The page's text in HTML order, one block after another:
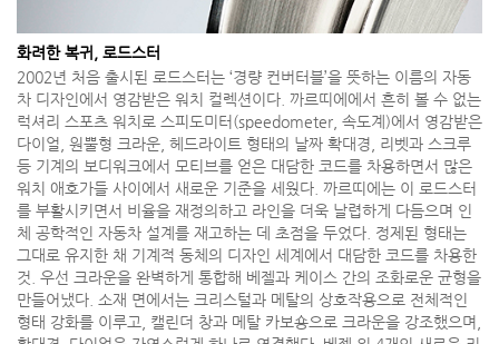
화려한 복귀, 로드스터
2002년 처음 출시된 로드스터는 ‘경량 컨버터블’을 뜻하는 이름의 자동
차 디자인에서 영감받은 워치 컬렉션이다. 까르띠에에서 흔히 볼 수 없는
럭셔리 스포츠 워치로 스피도미터(speedometer, 속도계)에서 영감받은
다이얼, 원뿔형 크라운, 헤드라이트 형태의 날짜 확대경, 리벳과 스크루
등 기계의 보디워크에서 모티브를 얻은 대담한 코드를 차용하면서 많은
워치 애호가들 사이에서 새로운 기준을 세웠다. 까르띠에는 이 로드스터
를 부활시키면서 비율을 재정의하고 라인을 더욱 날렵하게 다듬으며 인
체 공학적인 자동차 설계를 재고하는 데 초점을 두었다. 정제된 형태는
그대로 유지한 채 기계적 동체의 디자인 세계에서 대담한 코드를 차용한
것. 우선 크라운을 완벽하게 통합해 베젤과 케이스 간의 조화로운 균형을
만들어냈다. 소재 면에서는 크리스털과 메탈의 상호작용으로 전체적인
형태 강화를 이루고, 캘린더 창과 메탈 카보숑으로 크라운을 강조했으며,